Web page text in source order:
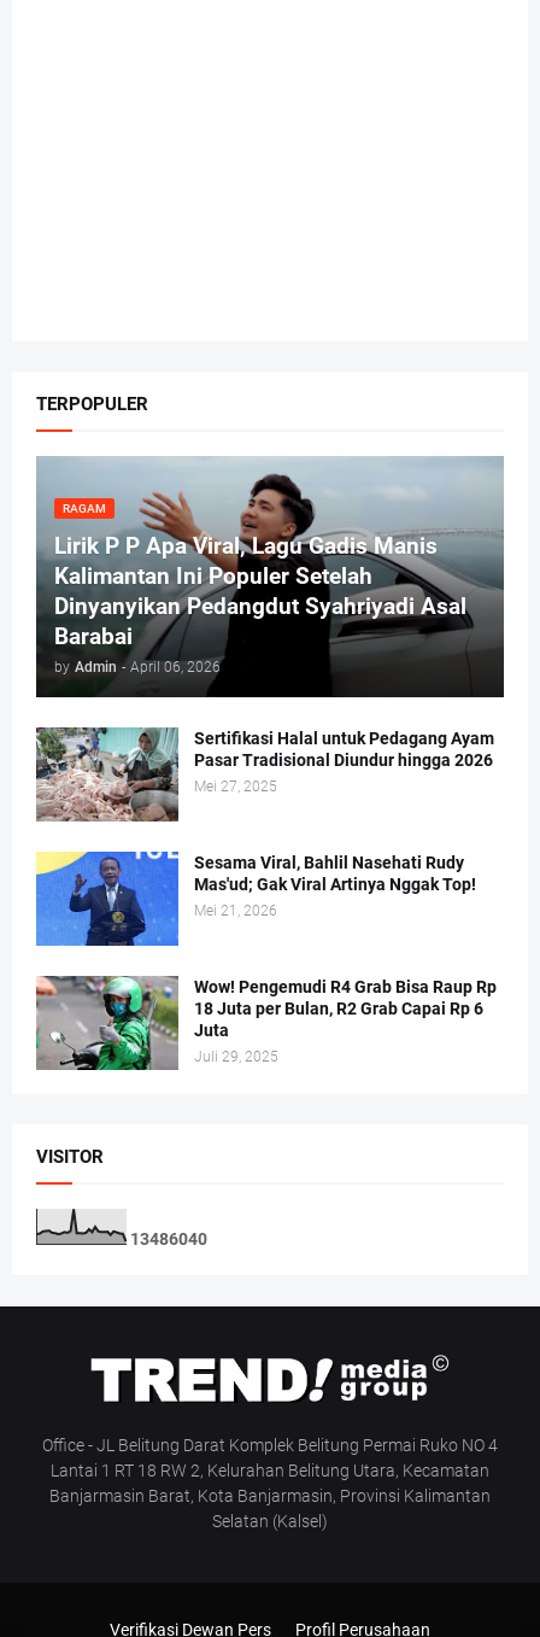
TERPOPULER
RAGAM
Lirik P P Apa Viral, Lagu Gadis Manis
Kalimantan Ini Populer Setelah
Dinyanyikan Pedangdut Syahriyadi Asal
Barabai
by Admin - April 06, 2026
Sertifikasi Halal untuk Pedagang Ayam
Pasar Tradisional Diundur hingga 2026
Mei 27, 2025
Sesama Viral, Bahlil Nasehati Rudy
Mas'ud; Gak Viral Artinya Nggak Top!
Mei 21, 2026
Wow! Pengemudi R4 Grab Bisa Raup Rp
18 Juta per Bulan, R2 Grab Capai Rp 6
Juta
Juli 29, 2025
VISITOR
13486040
Office - JL Belitung Darat Komplek Belitung Permai Ruko NO 4
Lantai 1 RT 18 RW 2, Kelurahan Belitung Utara, Kecamatan
Banjarmasin Barat, Kota Banjarmasin, Provinsi Kalimantan
Selatan (Kalsel)
Verifikasi Dewan Pers Profil Perusahaan